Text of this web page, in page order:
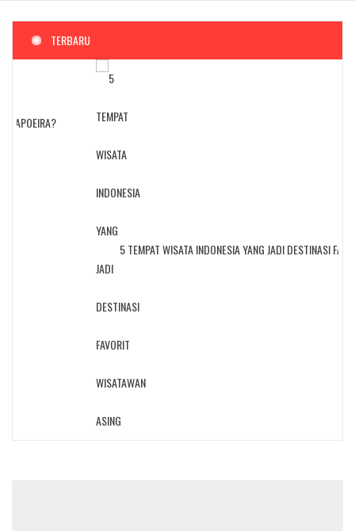
TERBARU
5 TEMPAT WISATA INDONESIA YANG JADI DESTINASI